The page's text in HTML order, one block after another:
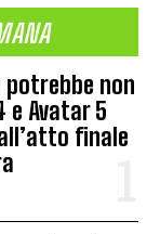
potrebbe non
e Avatar 5
finale